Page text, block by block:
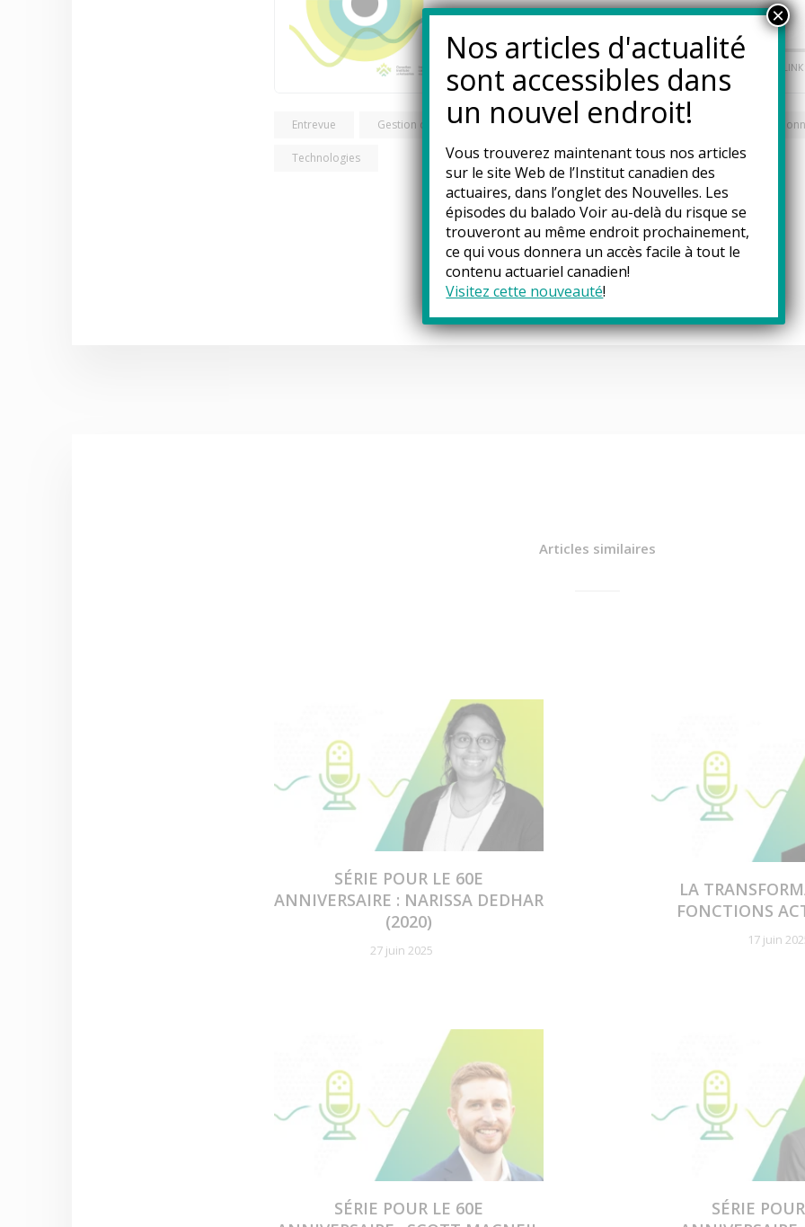
Entrevue Gestion des risques Gestion du risque d’entreprise Science des
Technologies
Articles similaires
SÉRIE POUR LE 60E
ANNIVERSAIRE : NARISSA DEDHAR
(2020)
27 juin 2025
LA
FONCTIONS
17 juin
SÉRIE POUR LE 60E
SÉRIE
Nos articles d'actualité
sont accessibles dans
un nouvel endroit!
Vous trouverez maintenant tous nos articles
sur le site Web de l’Institut canadien des
actuaires, dans l’onglet des Nouvelles. Les
épisodes du balado Voir au-delà du risque se
trouveront au même endroit prochainement,
ce qui vous donnera un accès facile à tout le
contenu actuariel canadien!
Visitez cette nouveauté!
×